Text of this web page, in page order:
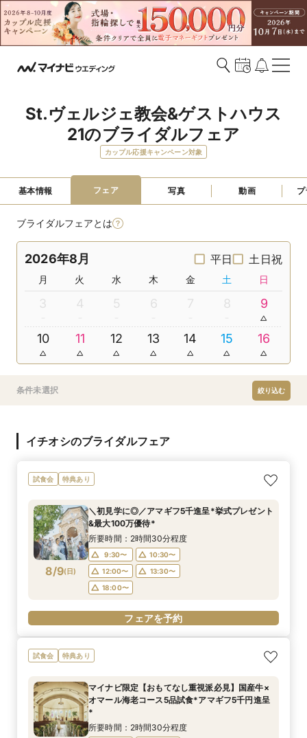
St.ヴェルジェ教会&ゲストハウス
21のブライダルフェア
カップル応援キャンペーン対象
基本情報 フェア 写真 動画
ブライダルフェアとは
2026年8月 平日 土日祝
月 火 水 木 金 土 日
3 4 5 6 7 8 9
10 11 12 13 14 15 16
条件未選択 絞り込む
イチオシのブライダルフェア
試食会 特典あり
8/9(日)
＼初見学に◎／アマギフ5千進呈*挙式プレゼント
&最大100万優待*
所要時間：2時間30分程度
9:30〜
10:30〜
12:00〜
13:30〜
18:00〜
フェアを予約
試食会 特典あり
マイナビ限定【おもてなし重視派必見】国産牛×
オマール海老コース5品試食*アマギフ5千円進呈
*
所要時間：2時間30分程度